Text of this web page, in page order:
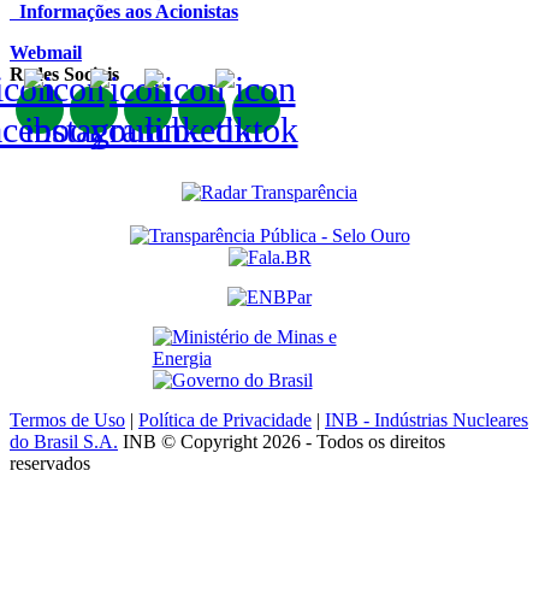
Informações aos Acionistas
Webmail
Redes Sociais
Termos de Uso | Política de Privacidade | INB - Indústrias Nucleares
do Brasil S.A. INB © Copyright 2026 - Todos os direitos
reservados